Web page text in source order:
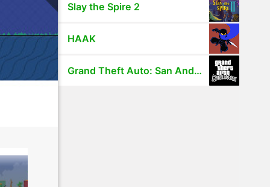
Slay the Spire 2
HAAK
Grand Theft Auto: San Andreas